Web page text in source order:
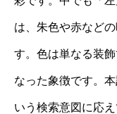
は、朱色や赤など
す。色は単なる装
なった象徴です。
いう検索意図に応